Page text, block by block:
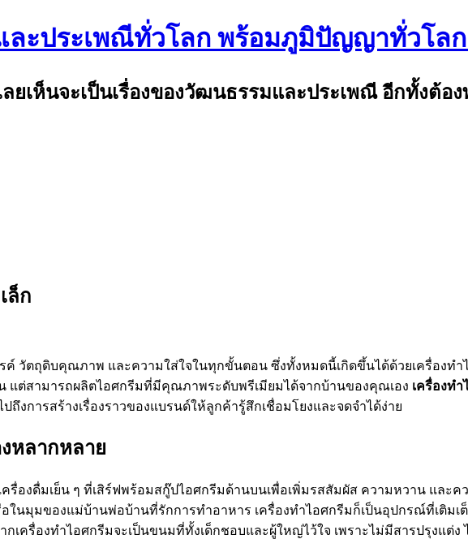
ะประเพณีทั่วโลก พร้อมภูมิปัญญาทั่วโล
ยเห็นจะเป็นเรื่องของวัฒนธรรมและประเพณี อีกทั้งต้อ
ล็ก
วัตถุดิบคุณภาพ และความใส่ใจในทุกขั้นตอน ซึ่งทั้งหมดนี้เกิดขึ้นได้ด้วยเครื่องทำไ
แต่สามารถผลิตไอศกรีมที่มีคุณภาพระดับพรีเมียมได้จากบ้านของคุณเอง เครื่องทำ
งการสร้างเรื่องราวของแบรนด์ให้ลูกค้ารู้สึกเชื่อมโยงและจดจำได้ง่าย
หลากหลาย
รื่องดื่มเย็น ๆ ที่เสิร์ฟพร้อมสกู๊ปไอศกรีมด้านบนเพื่อเพิ่มรสสัมผัส ความหวาน และ
นมุมของแม่บ้านพ่อบ้านที่รักการทำอาหาร เครื่องทำไอศกรีมก็เป็นอุปกรณ์ที่เติม
ครื่องทำไอศกรีมจะเป็นขนมที่ทั้งเด็กชอบและผู้ใหญ่ไว้ใจ เพราะไม่มีสารปรุงแต่ง